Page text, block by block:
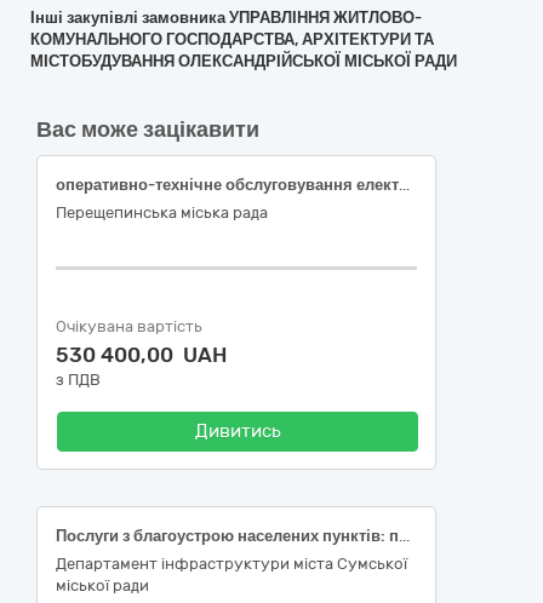
Інші закупівлі замовника УПРАВЛІННЯ ЖИТЛОВО-
КОМУНАЛЬНОГО ГОСПОДАРСТВА, АРХІТЕКТУРИ ТА
МІСТОБУДУВАННЯ ОЛЕКСАНДРІЙСЬКОЇ МІСЬКОЇ РАДИ
Вас може зацікавити
оперативно-технічне обслуговування електрообладнання та електроустановок у липні-грудні 2026 року
Перещепинська міська рада
Очікувана вартість
530 400,00 UAH
з ПДВ
Дивитись
Послуги з благоустрою населених пунктів: поточний ремонт світлофорних об’єктів в м. Суми
Департамент інфраструктури міста Сумської
міської ради